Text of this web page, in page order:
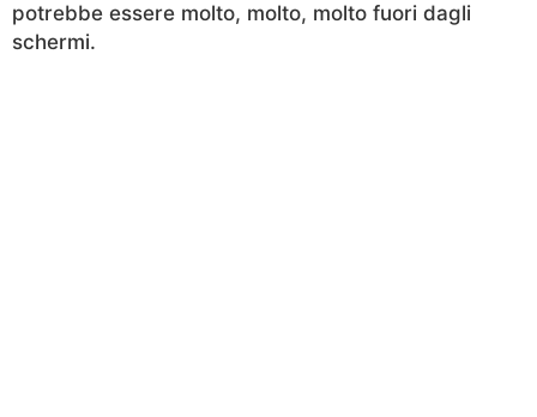
potrebbe essere molto, molto, molto fuori dagli
schermi.